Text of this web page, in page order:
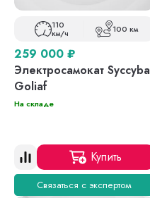
110
км/ч 100 км
259 000 ₽
Электросамокат Syccyba
Goliaf
На складе
Купить
Связаться с экспертом